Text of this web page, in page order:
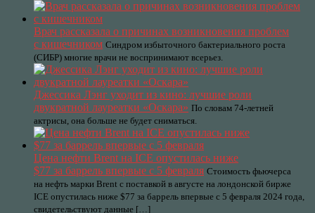
Врач рассказала о причинах возникновения проблем
с кишечником Синдром избыточного бактериального роста
(СИБР) многие врачи не воспринимают всерьез.
Джессика Лэнг уходит из кино: лучшие роли
двукратной лауреатки «Оскара» По словам 74-летней
актрисы, она больше не будет сниматься.
Цена нефти Brent на ICE опустилась ниже
$77 за баррель впервые с 5 февраля Стоимость фьючерса
на нефть марки Brent с поставкой в августе на лондонской бирже
ICE опустилась ниже $77 за баррель впервые с 5 февраля 2024 года,
свидетельствуют данные […]